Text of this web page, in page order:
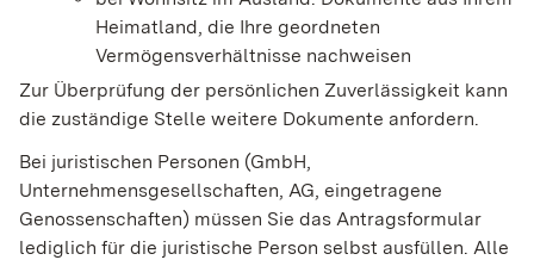
Heimatland, die Ihre geordneten
Vermögensverhältnisse nachweisen
Zur Überprüfung der persönlichen Zuverlässigkeit kann
die zuständige Stelle weitere Dokumente anfordern.
Bei juristischen Personen (GmbH,
Unternehmensgesellschaften, AG, eingetragene
Genossenschaften) müssen Sie das Antragsformular
lediglich für die juristische Person selbst ausfüllen. Alle